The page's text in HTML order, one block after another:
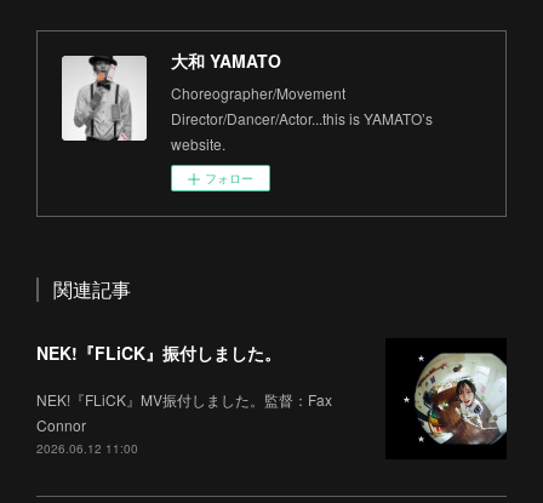
大和 YAMATO
Choreographer/Movement
Director/Dancer/Actor...this is YAMATO’s
website.
フォロー
関連記事
NEK!『FLiCK』振付しました。
NEK!『FLiCK』MV振付しました。監督：Fax
Connor
2026.06.12 11:00